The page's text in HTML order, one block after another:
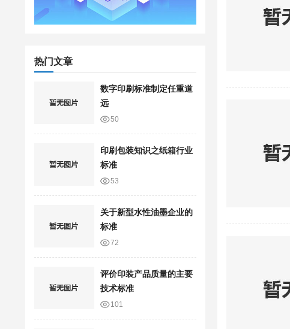
热门文章
数字印刷标准制定任重道
远
50
印刷包装知识之纸箱行业
标准
53
关于新型水性油墨企业的
标准
72
评价印装产品质量的主要
技术标准
101